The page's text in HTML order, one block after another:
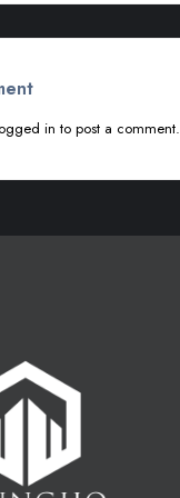
in to post a comment.